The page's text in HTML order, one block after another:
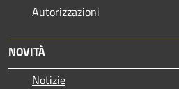
Autorizzazioni
NOVITÀ
Notizie